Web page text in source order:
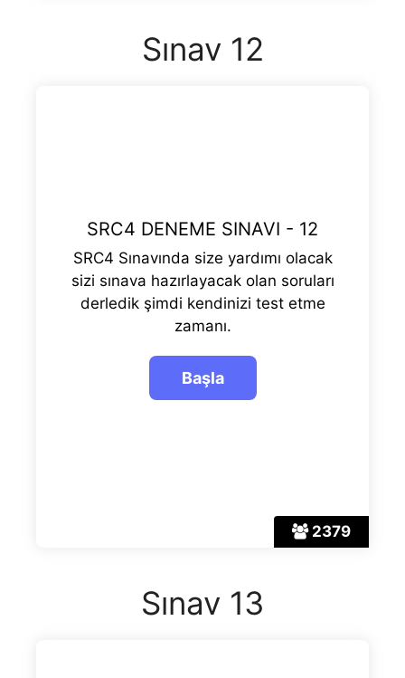
Sınav 12
2379
SRC4 DENEME SINAVI - 12
SRC4 Sınavında size yardımı olacak
sizi sınava hazırlayacak olan soruları
derledik şimdi kendinizi test etme
zamanı.
Sınav 13